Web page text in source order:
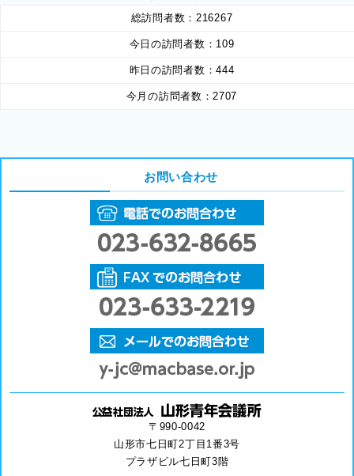
総訪問者数： 216267
今日の訪問者数： 109
昨日の訪問者数：444
今月の訪問者数： 2707
お問い合わせ
〒990-0042
山形市七日町2丁目1番3号
プラザビル七日町3階